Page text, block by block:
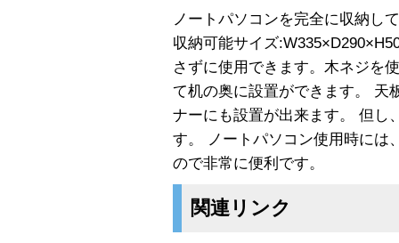
ノートパソコンを完全に収納し
収納可能サイズ
さずに使用できます。木ネジを
て机の奥に設置ができます。 天
ナーにも設置が出来ます。 但し
す。 ノートパソコン使用時には
ので非常に便利です。
関連リンク